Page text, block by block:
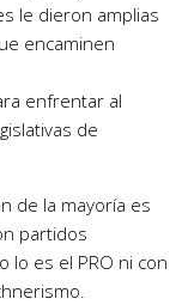
le dieron amplias
encaminen
enfrentar al
de
de la mayoría es
partidos
lo es el PRO ni con